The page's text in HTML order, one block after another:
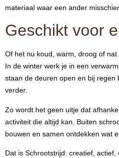
materiaal waar een ander
Geschikt voor
Of het nu koud, warm, droog of
In de winter werk je in een
staan de deuren open en bij regen
verder.
Zo wordt het geen uitje dat
activiteit die altijd kan. Buiten
bouwen en samen ontdekken wat
Dat is Schrootstrijd: creatief,